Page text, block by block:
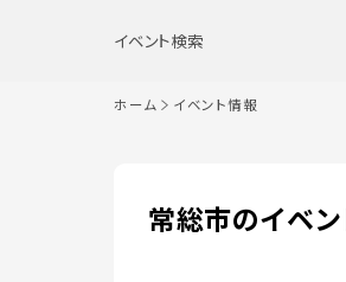
イベント検索
ホーム イベント情報
常総市のイベ